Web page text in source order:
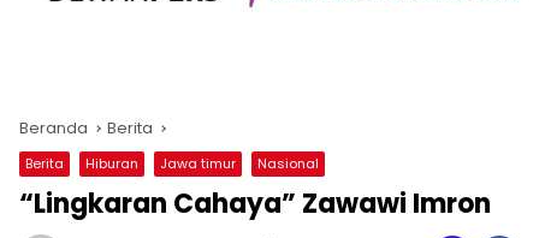
Beranda Berita
Berita Hiburan Jawa timur Nasional
“Lingkaran Cahaya” Zawawi Imron